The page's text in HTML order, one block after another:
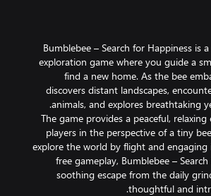
Bumblebee – Search for Happiness is
exploration game where you guide a
find a new home. As the bee
discovers distant landscapes,
The game provides a peaceful,
players in the perspective of a tiny
explore the world by flight and
free gameplay, Bumblebee –
soothing escape from the daily
thoughtful and